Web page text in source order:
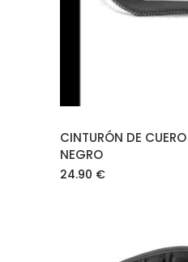
CINTURÓN DE
NEGRO
24.90 €